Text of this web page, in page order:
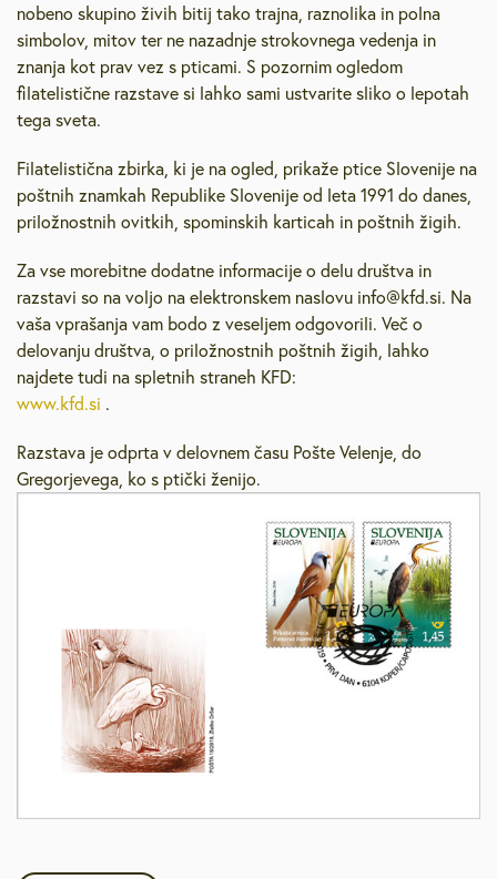
nobeno skupino živih bitij tako trajna, raznolika in polna
simbolov, mitov ter ne nazadnje strokovnega vedenja in
znanja kot prav vez s pticami. S pozornim ogledom
filatelistične razstave si lahko sami ustvarite sliko o lepotah
tega sveta.
Filatelistična zbirka, ki je na ogled, prikaže ptice Slovenije na
poštnih znamkah Republike Slovenije od leta 1991 do danes,
priložnostnih ovitkih, spominskih karticah in poštnih žigih.
Za vse morebitne dodatne informacije o delu društva in
razstavi so na voljo na elektronskem naslovu info@kfd.si. Na
vaša vprašanja vam bodo z veseljem odgovorili. Več o
delovanju društva, o priložnostnih poštnih žigih, lahko
najdete tudi na spletnih straneh KFD:
www.kfd.si .
Razstava je odprta v delovnem času Pošte Velenje, do
Gregorjevega, ko s ptički ženijo.